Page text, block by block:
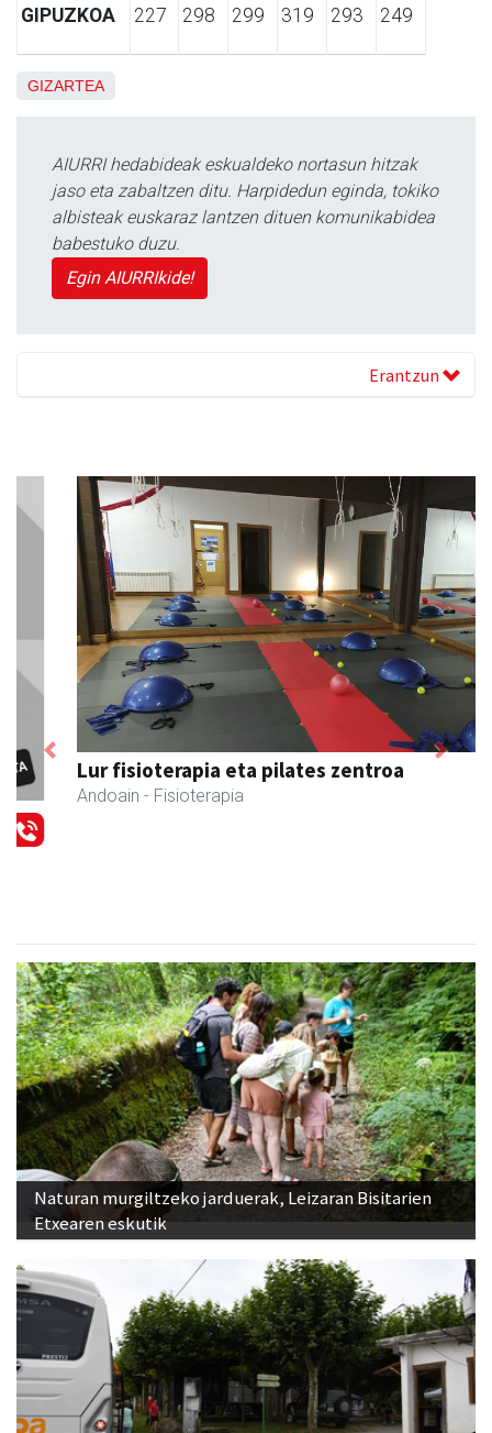
GIPUZKOA 227 298 299 319 293 249
GIZARTEA
AIURRI hedabideak eskualdeko nortasun hitzak
jaso eta zabaltzen ditu. Harpidedun eginda, tokiko
albisteak euskaraz lantzen dituen komunikabidea
babestuko duzu.
Egin AIURRIkide!
Erantzun
Lur fisioterapia eta pilates zentroa
Andoain - Fisioterapia
Previous Next
Naturan murgiltzeko jarduerak, Leizaran Bisitarien
Etxearen eskutik